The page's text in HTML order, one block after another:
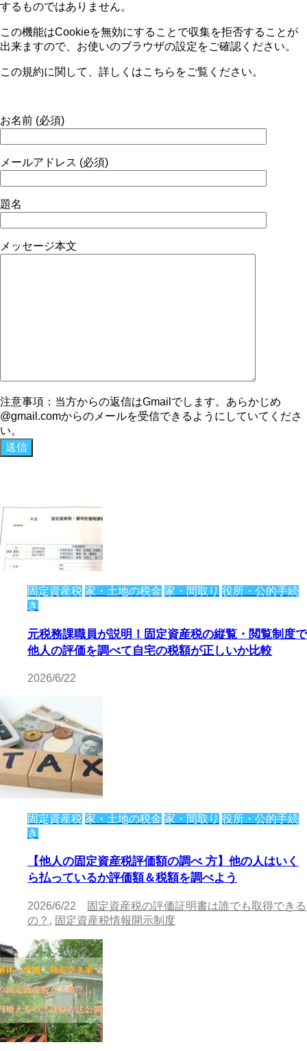
するものではありません。
この機能はCookieを無効にすることで収集を拒否することが
出来ますので、お使いのブラウザの設定をご確認ください。
この規約に関して、詳しくはこちらをご覧ください。
お名前 (必須)
メールアドレス (必須)
題名
メッセージ本文
注意事項：当方からの返信はGmailでします。あらかじめ
@gmail.comからのメールを受信できるようにしていてくださ
い。
固定資産税 家・土地の税金 家・間取り 役所・公的手続
き
元税務課職員が説明！固定資産税の縦覧・閲覧制度で
他人の評価を調べて自宅の税額が正しいか比較
2026/6/22
固定資産税 家・土地の税金 家・間取り 役所・公的手続
き
【他人の固定資産税評価額の調べ 方】他の人はいく
ら払っているか評価額＆税額を調べよう
2026/6/22
固定資産税の評価証明書は誰でも取得できる
の？ , 固定資産税情報開示制度